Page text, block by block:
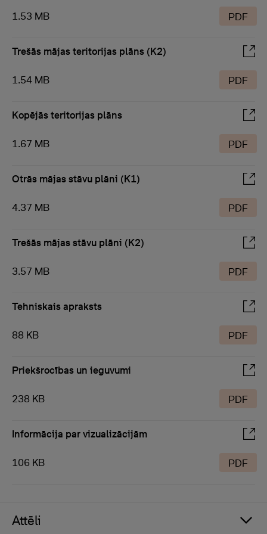
1.53 MB PDF
Trešās mājas teritorijas plāns (K2)
1.54 MB PDF
Kopējās teritorijas plāns
1.67 MB PDF
Otrās mājas stāvu plāni (K1)
4.37 MB PDF
Trešās mājas stāvu plāni (K2)
3.57 MB PDF
Tehniskais apraksts
88 KB PDF
Priekšrocības un ieguvumi
238 KB PDF
Informācija par vizualizācijām
106 KB PDF
Attēli